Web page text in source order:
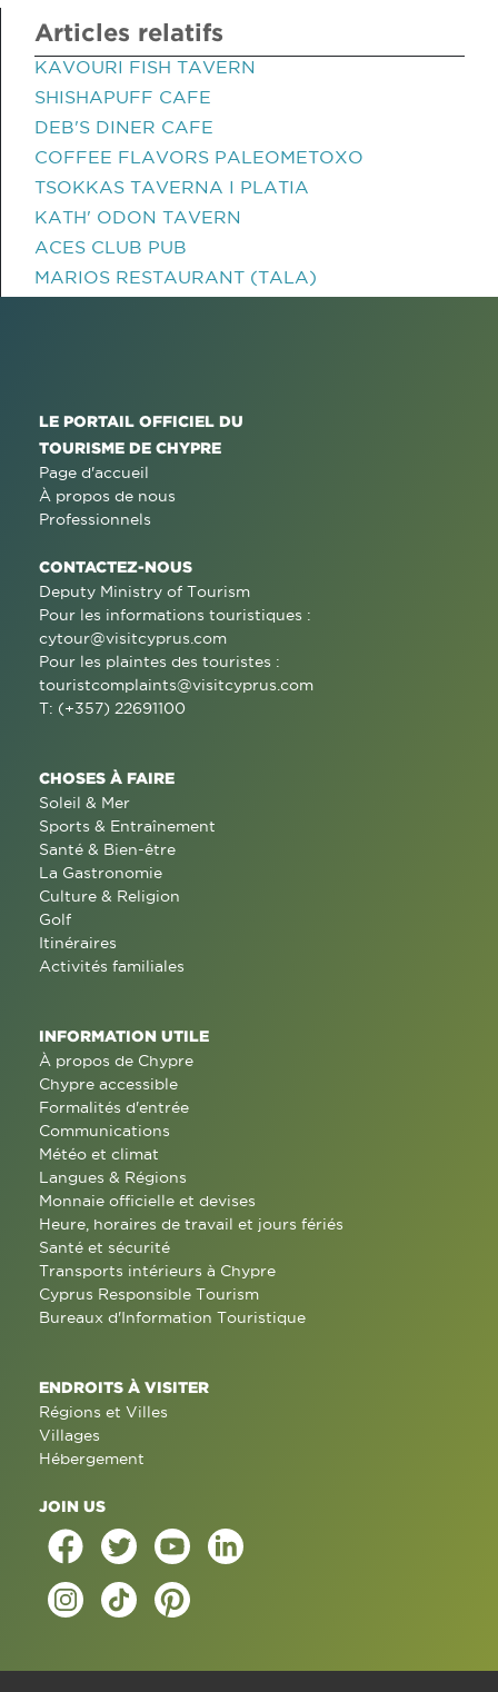
Articles relatifs
KAVOURI FISH TAVERN
SHISHAPUFF CAFE
DEB'S DINER CAFE
COFFEE FLAVORS PALEOMETOXO
TSOKKAS TAVERNA I PLATIA
KATH' ODON TAVERN
ACES CLUB PUB
MARIOS RESTAURANT (TALA)
LE PORTAIL OFFICIEL DU
TOURISME DE CHYPRE
Page d'accueil
À propos de nous
Professionnels
CONTACTEZ-NOUS
Deputy Ministry of Tourism
Pour les informations touristiques :
cytour@visitcyprus.com
Pour les plaintes des touristes :
touristcomplaints@visitcyprus.com
T: (+357) 22691100
CHOSES À FAIRE
Soleil & Mer
Sports & Entraînement
Santé & Bien-être
La Gastronomie
Culture & Religion
Golf
Itinéraires
Activités familiales
INFORMATION UTILE
À propos de Chypre
Chypre accessible
Formalités d'entrée
Communications
Météo et climat
Langues & Régions
Monnaie officielle et devises
Heure, horaires de travail et jours fériés
Santé et sécurité
Transports intérieurs à Chypre
Cyprus Responsible Tourism
Bureaux d'Information Touristique
ENDROITS À VISITER
Régions et Villes
Villages
Hébergement
JOIN US